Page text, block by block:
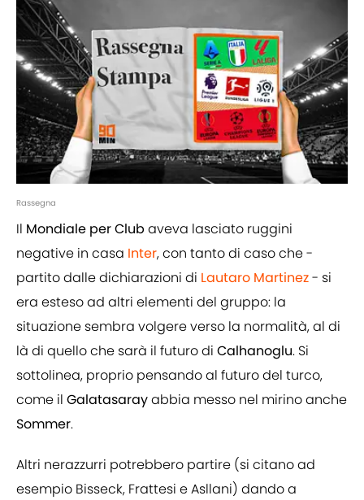
Rassegna
Il Mondiale per Club aveva lasciato ruggini
negative in casa Inter, con tanto di caso che -
partito dalle dichiarazioni di Lautaro Martinez- si
era esteso ad altri elementi del gruppo: la
situazione sembra volgere verso la normalità, al di
là di quello che sarà il futuro di Calhanoglu. Si
sottolinea, proprio pensando al futuro del turco,
come il Galatasarayabbia messo nel mirino anche
Sommer.
Altri nerazzurri potrebbero partire (si citano ad
esempio Bisseck, Frattesi e Asllani) dando a